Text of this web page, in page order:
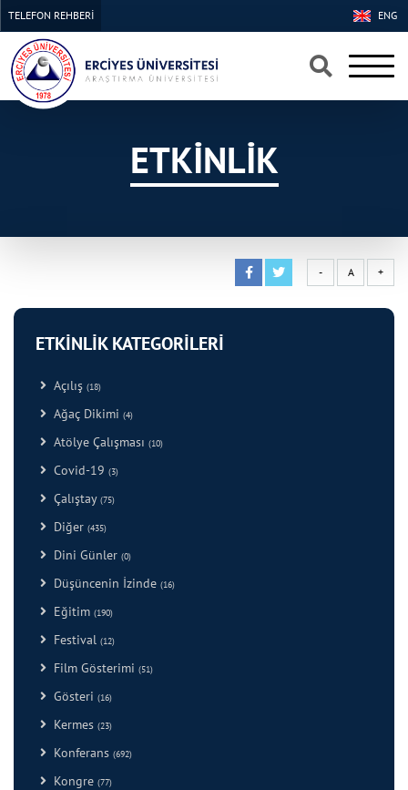
×
×
ENG
TELEFON REHBERİ
ETKİNLİK
- A +
ETKİNLİK KATEGORİLERİ
Açılış (18)
Ağaç Dikimi (4)
Atölye Çalışması (10)
Covid-19 (3)
Çalıştay (75)
Diğer (435)
Dini Günler (0)
Düşüncenin İzinde (16)
Eğitim (190)
Festival (12)
Film Gösterimi (51)
Gösteri (16)
Kermes (23)
Konferans (692)
Kongre (77)